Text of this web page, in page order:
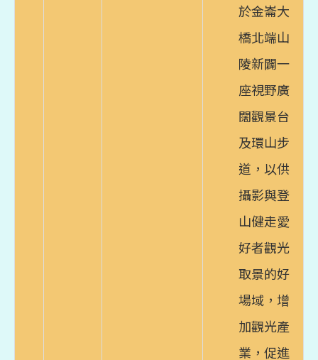
於金崙大
橋北端山
陵新闢一
座視野廣
闊觀景台
及環山步
道，以供
攝影與登
山健走愛
好者觀光
取景的好
場域，增
加觀光產
業，促進